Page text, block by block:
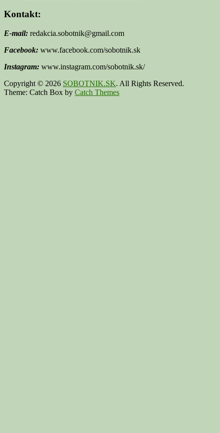
Kontakt:
E-mail: redakcia.sobotnik@gmail.com
Facebook: www.facebook.com/sobotnik.sk
Instagram: www.instagram.com/sobotnik.sk/
Copyright © 2026 SOBOTNIK.SK. All Rights Reserved.
Theme: Catch Box by Catch Themes